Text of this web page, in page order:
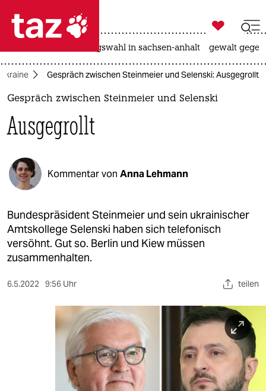
 taz zahl ich
taz zahl ich
themen
politik
öko
gesellschaft
kultur
sport
wahrheit

taz zahl ich
landtagswahl in sachsen-anhalt gewalt
Gespräch zwischen Steinmeier und Selenski: Ausgegrollt
Gespräch zwischen Steinmeier und Selenski
Ausgegrollt
Kommentar von Anna Lehmann
Bundespräsident Steinmeier und sein ukrainischer
Amtskollege Selenski haben sich telefonisch
versöhnt. Gut so. Berlin und Kiew müssen
zusammenhalten.
6.5.2022 9:56 Uhr teilen